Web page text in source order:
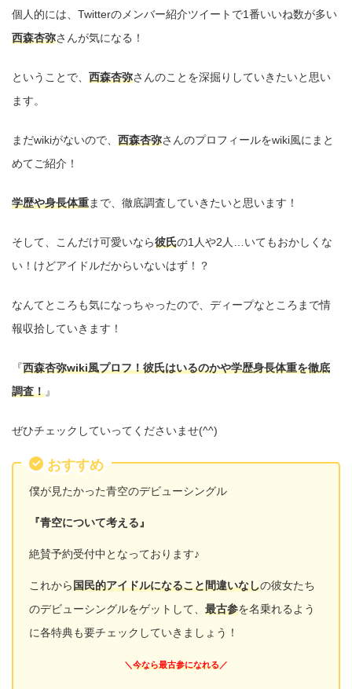
個人的には、Twitterのメンバー紹介ツイートで1番いいね数が多い
西森杏弥さんが気になる！
ということで、 西森杏弥さんのことを深掘りしていきたいと思い
ます。
まだwikiがないので、 西森杏弥さんのプロフィールをwiki風にまと
めてご紹介！
学歴や身長体重まで、徹底調査していきたいと思います！
そして、こんだけ可愛いなら彼氏の1人や2人…いてもおかしくな
い！けどアイドルだからいないはず！？
なんてところも気になっちゃったので、ディープなところまで情
報収拾していきます！
『西森杏弥wiki風プロフ！彼氏はいるのかや学歴身長体重を徹底
調査！』
ぜひチェックしていってくださいませ(^^)
おすすめ
僕が見たかった青空のデビューシングル
『青空について考える』
絶賛予約受付中となっております♪
これから国民的アイドルになること間違いなしの彼女たち
のデビューシングルをゲットして、 最古参を名乗れるよう
に各特典も要チェックしていきましょう！
＼ 今なら最古参になれる／